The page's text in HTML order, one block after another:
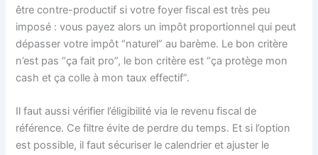
être contre-productif si votre foyer fiscal est très peu
imposé : vous payez alors un impôt proportionnel qui peut
dépasser votre impôt “naturel” au barème. Le bon critère
n’est pas “ça fait pro”, le bon critère est “ça protège mon
cash et ça colle à mon taux effectif”.
Il faut aussi vérifier l’éligibilité via le revenu fiscal de
référence. Ce filtre évite de perdre du temps. Et si l’option
est possible, il faut sécuriser le calendrier et ajuster le